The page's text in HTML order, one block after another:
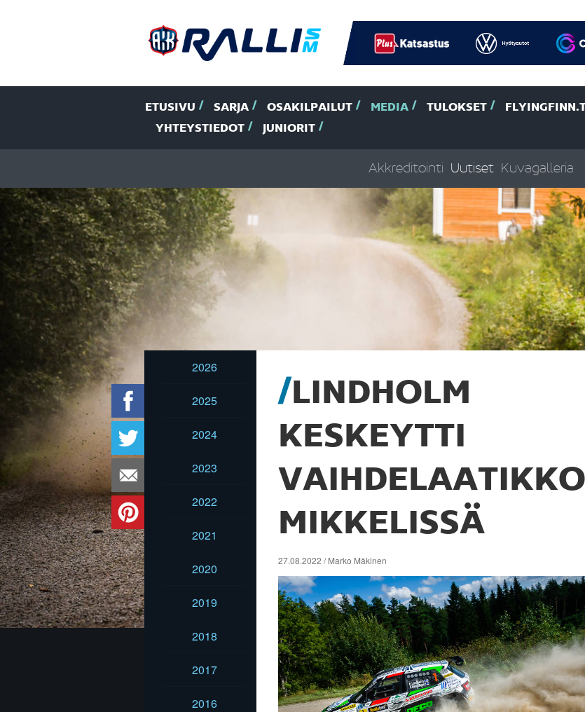
ETUSIVU SARJA OSAKILPAILUT MEDIA TULOKSET
YHTEYSTIEDOT
JUNIORIT
Akkreditointi Uutiset Kuvagalleria
2026
2025
2024
2023
2022
2021
2020
2019
2018
2017
2016
LINDHOLM
KESKEYTTI
MIKKELISSÄ
27.08.2022 / Marko Mäkinen